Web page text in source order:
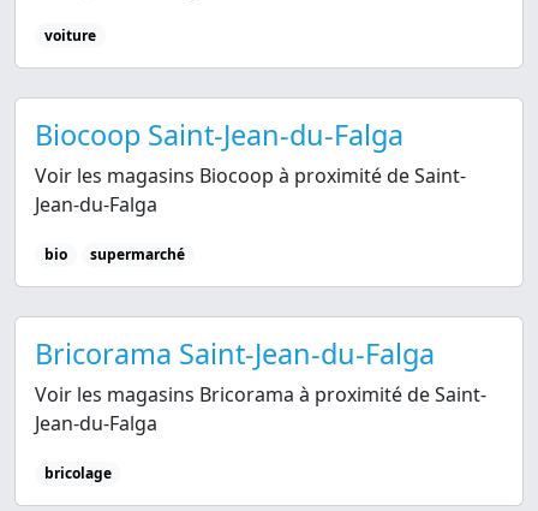
voiture
Biocoop Saint-Jean-du-Falga
Voir les magasins Biocoop à proximité de Saint-
Jean-du-Falga
bio supermarché
Bricorama Saint-Jean-du-Falga
Voir les magasins Bricorama à proximité de Saint-
Jean-du-Falga
bricolage